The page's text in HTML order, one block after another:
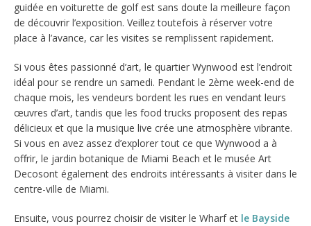
guidée en voiturette de golf est sans doute la meilleure façon
de découvrir l’exposition. Veillez toutefois à réserver votre
place à l’avance, car les visites se remplissent rapidement.
Si vous êtes passionné d’art, le quartier Wynwood est l’endroit
idéal pour se rendre un samedi. Pendant le 2ème week-end de
chaque mois, les vendeurs bordent les rues en vendant leurs
œuvres d’art, tandis que les food trucks proposent des repas
délicieux et que la musique live crée une atmosphère vibrante.
Si vous en avez assez d’explorer tout ce que Wynwood a à
offrir, le jardin botanique de Miami Beach et le musée Art
Decosont également des endroits intéressants à visiter dans le
centre-ville de Miami.
Ensuite, vous pourrez choisir de visiter le Wharf et le Bayside